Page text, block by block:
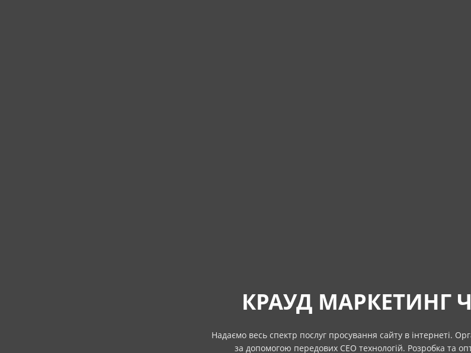
КРАУД МАРКЕТИНГ
Надаємо весь спектр послуг просування сайту в інтернеті.
за допомогою передових СЕО технологій. Розробка та